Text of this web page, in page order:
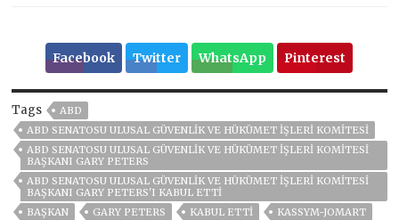
Facebook Twitter WhatsApp Pinterest
Tags
ABD
ABD SENATOSU ULUSAL GÜVENLIK VE HÜKÜMET İŞLERI KOMITESI
ABD SENATOSU ULUSAL GÜVENLIK VE HÜKÜMET İŞLERI KOMITESI
BAŞKANI GARY PETERS
ABD SENATOSU ULUSAL GÜVENLIK VE HÜKÜMET İŞLERI KOMITESI
BAŞKANI GARY PETERS'I KABUL ETTI
BAŞKAN
GARY PETERS KABUL ETTI
KASSYM-JOMART